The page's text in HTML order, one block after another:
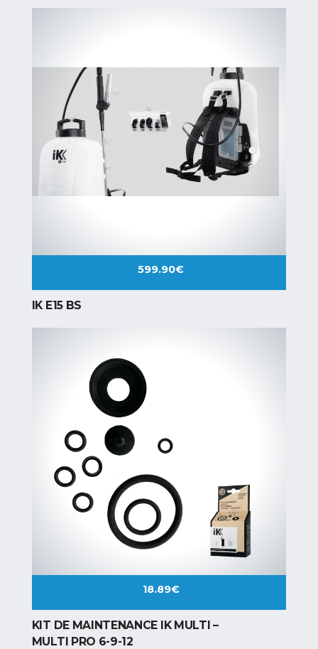
599.90€
IK E15 BS
18.89€
KIT DE MAINTENANCE IK MULTI –
MULTI PRO 6-9-12